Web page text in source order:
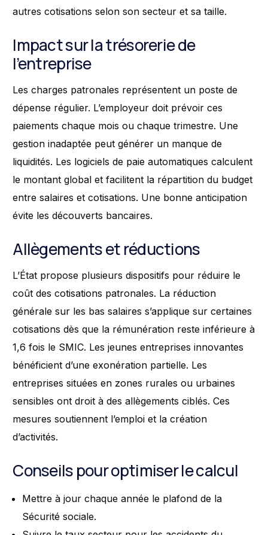
autres cotisations selon son secteur et sa taille.
Impact sur la trésorerie de
l’entreprise
Les charges patronales représentent un poste de
dépense régulier. L’employeur doit prévoir ces
paiements chaque mois ou chaque trimestre. Une
gestion inadaptée peut générer un manque de
liquidités. Les logiciels de paie automatiques calculent
le montant global et facilitent la répartition du budget
entre salaires et cotisations. Une bonne anticipation
évite les découverts bancaires.
Allègements et réductions
L’État propose plusieurs dispositifs pour réduire le
coût des cotisations patronales. La réduction
générale sur les bas salaires s’applique sur certaines
cotisations dès que la rémunération reste inférieure à
1,6 fois le SMIC. Les jeunes entreprises innovantes
bénéficient d’une exonération partielle. Les
entreprises situées en zones rurales ou urbaines
sensibles ont droit à des allègements ciblés. Ces
mesures soutiennent l’emploi et la création
d’activités.
Conseils pour optimiser le calcul
Mettre à jour chaque année le plafond de la
Sécurité sociale.